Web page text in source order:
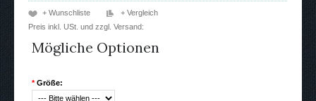
+ Wunschliste
+ Vergleich
Preis inkl. USt. und zzgl. Versand:
Mögliche Optionen
* Größe: